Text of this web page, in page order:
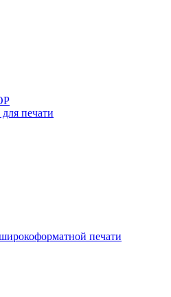
печати
печати